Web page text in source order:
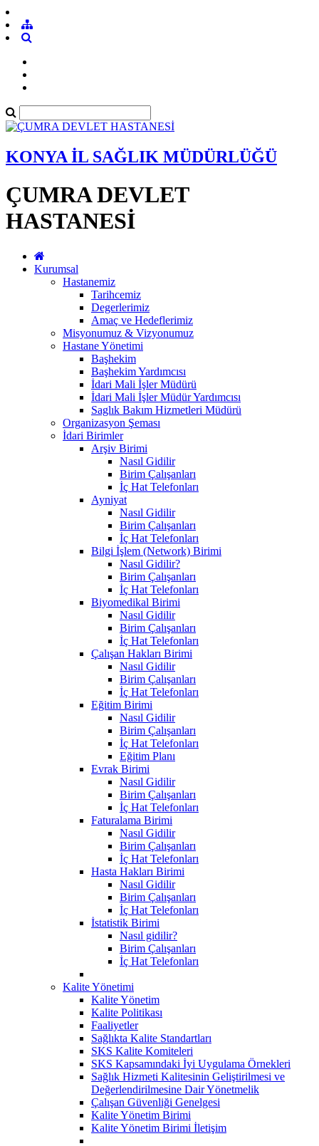
KONYA İL SAĞLIK MÜDÜRLÜĞÜ
ÇUMRA DEVLET
HASTANESİ
Kurumsal
Hastanemiz
Tarihcemiz
Degerlerimiz
Amaç ve Hedeflerimiz
Misyonumuz & Vizyonumuz
Hastane Yönetimi
Başhekim
Başhekim Yardımcısı
İdari Mali İşler Müdürü
İdari Mali İşler Müdür Yardımcısı
Saglık Bakım Hizmetleri Müdürü
Organizasyon Şeması
İdari Birimler
Arşiv Birimi
Nasıl Gidilir
Birim Çalışanları
İç Hat Telefonları
Ayniyat
Nasıl Gidilir
Birim Çalışanları
İç Hat Telefonları
Bilgi İşlem (Network) Birimi
Nasıl Gidilir?
Birim Çalışanları
İç Hat Telefonları
Biyomedikal Birimi
Nasıl Gidilir
Birim Çalışanları
İç Hat Telefonları
Çalışan Hakları Birimi
Nasıl Gidilir
Birim Çalışanları
İç Hat Telefonları
Eğitim Birimi
Nasıl Gidilir
Birim Çalışanları
İç Hat Telefonları
Eğitim Planı
Evrak Birimi
Nasıl Gidilir
Birim Çalışanları
İç Hat Telefonları
Faturalama Birimi
Nasıl Gidilir
Birim Çalışanları
İç Hat Telefonları
Hasta Hakları Birimi
Nasıl Gidilir
Birim Çalışanları
İç Hat Telefonları
İstatistik Birimi
Nasıl gidilir?
Birim Çalışanları
İç Hat Telefonları
Kalite Yönetimi
Kalite Yönetim
Kalite Politikası
Faaliyetler
Sağlıkta Kalite Standartları
SKS Kalite Komiteleri
SKS Kapsamındaki İyi Uygulama Örnekleri
Sağlık Hizmeti Kalitesinin Geliştirilmesi ve
Değerlendirilmesine Dair Yönetmelik
Çalışan Güvenliği Genelgesi
Kalite Yönetim Birimi
Kalite Yönetim Birimi İletişim